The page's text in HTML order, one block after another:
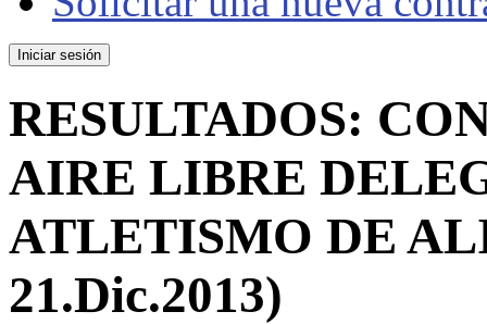
RESULTADOS:
AIRE LIBRE
ATLETISMO DE
21.Dic.2013)